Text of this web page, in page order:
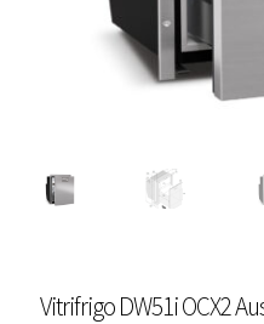
Einbau Kühlmöbel,
schwarz, lichtgrau
Kühl-
Weinkühlschränke
Vitrifrigo DW51i OCX2